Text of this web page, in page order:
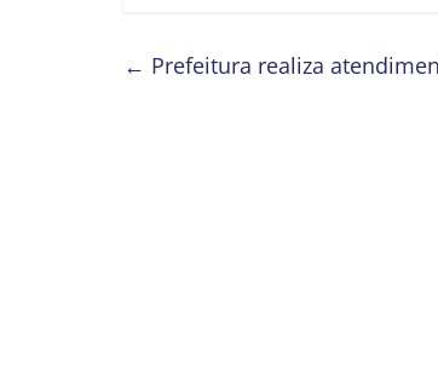
← Prefeitura realiza